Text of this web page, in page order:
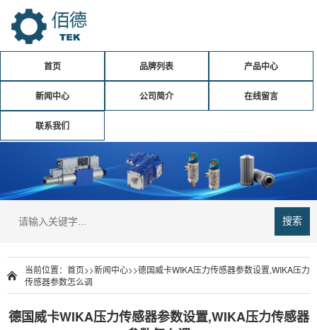
首页 品牌列表 产品中心
新闻中心 公司简介 在线留言
联系我们
搜索
当前位置： 首页>>新闻中心>>德国威卡WIKA压力传感器参数设置,WIKA压力
传感器参数怎么调
德国威卡WIKA压力传感器参数设置,WIKA压力传感器